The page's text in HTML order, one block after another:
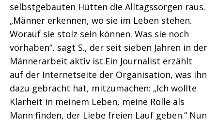
selbstgebauten Hütten die Alltagssorgen raus.
„Männer erkennen, wo sie im Leben stehen.
Worauf sie stolz sein können. Was sie noch
vorhaben“, sagt S., der seit sieben Jahren in der
Männerarbeit aktiv ist.Ein Journalist erzählt
auf der Internetseite der Organisation, was ihn
dazu gebracht hat, mitzumachen: „Ich wollte
Klarheit in meinem Leben, meine Rolle als
Mann finden, der Liebe freien Lauf geben.“ Nun